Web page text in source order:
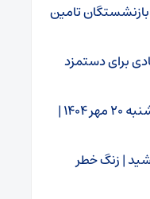
تامین
برای دستمزد
قیمت طلا و سکه امروز یکشنبه ۲۰ مهر ۱۴۰۴ |
| زنگ خطر